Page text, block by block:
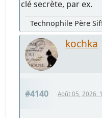
clé secrète, par ex.
Technophile Père
kochka
#4140 Août 05, 2026,